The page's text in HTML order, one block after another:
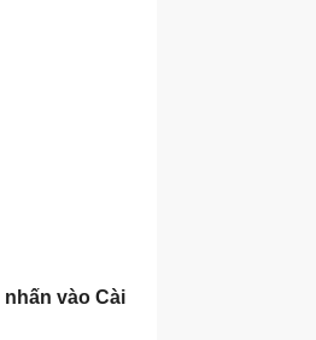
nhấn vào Cài